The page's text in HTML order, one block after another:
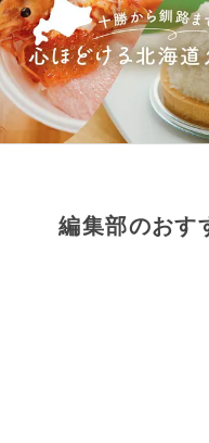
編集部のおす